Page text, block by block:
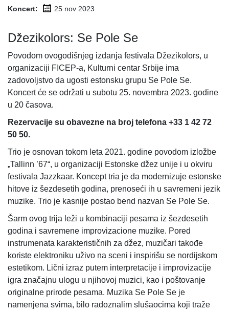
Koncert: 25 nov 2023
Džezikolors: Se Pole Se
Povodom ovogodišnjeg izdanja festivala Džezikolors, u
organizaciji FICEP-a, Kulturni centar Srbije ima
zadovoljstvo da ugosti estonsku grupu Se Pole Se.
Koncert će se održati u subotu 25. novembra 2023. godine
u 20 časova.
Rezervacije su obavezne na broj telefona +33 1 42 72
50 50.
Trio je osnovan tokom leta 2021. godine povodom izložbe
„Tallinn ’67“, u organizaciji Estonske džez unije i u okviru
festivala Jazzkaar. Koncept tria je da modernizuje estonske
hitove iz šezdesetih godina, prenoseći ih u savremeni jezik
muzike. Trio je kasnije postao bend nazvan Se Pole Se.
Šarm ovog trija leži u kombinaciji pesama iz šezdesetih
godina i savremene improvizacione muzike. Pored
instrumenata karakterističnih za džez, muzičari takođe
koriste elektroniku uživo na sceni i inspirišu se nordijskom
estetikom. Lični izraz putem interpretacije i improvizacije
igra značajnu ulogu u njihovoj muzici, kao i poštovanje
originalne prirode pesama. Muzika Se Pole Se je
namenjena svima, bilo radoznalim slušaocima koji traže